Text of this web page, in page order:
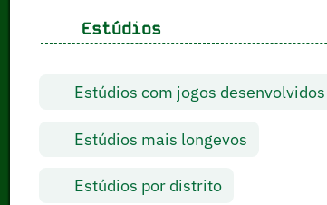
Estúdios
Estúdios com jogos desenvolvidos
Estúdios mais longevos
Estúdios por distrito